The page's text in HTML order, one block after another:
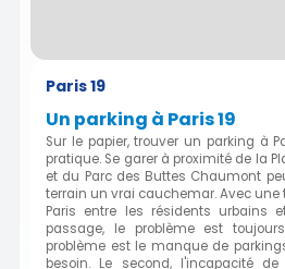
Paris 19
Un parking à Paris 19
Sur le papier, trouver un parking à
pratique. Se garer à proximité de la
et du Parc des Buttes Chaumont
terrain un vrai cauchemar. Avec
Paris entre les résidents urbains
passage, le problème est
problème est le manque de
besoin. Le second, l'incapacité